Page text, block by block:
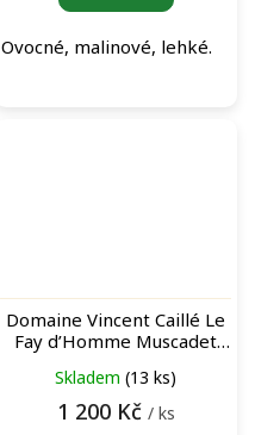
Ovocné, malinové, lehké.
Domaine Vincent Caillé Le
Fay d’Homme Muscadet
Gneiss bílé víno
Skladem (13 ks)
1 200 Kč / ks